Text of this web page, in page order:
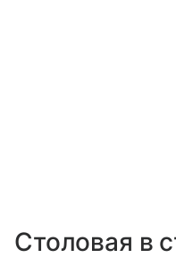
Столовая в